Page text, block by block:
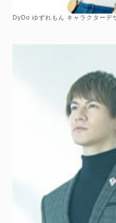
DyDo ゆずれもん キャラクターデ